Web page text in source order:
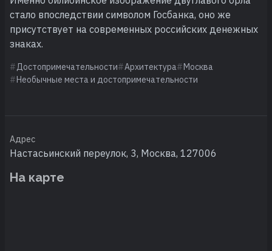
стало впоследствии символом Госбанка, оно же
присутствует на современных российских денежных
знаках.
Достопримечательности Архитектура
Москва
Необычные места и достопримечательности
Адрес
Настасьинский переулок, 3, Москва, 127006
На карте